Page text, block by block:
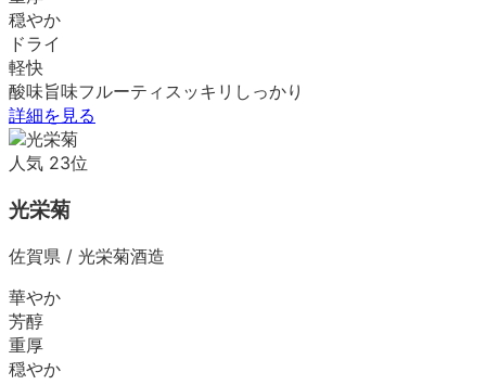
穏やか
ドライ
軽快
酸味旨味フルーティ スッキリ しっかり
詳細を見る
人気 23位
光栄菊
佐賀県 / 光栄菊酒造
華やか
芳醇
重厚
穏やか